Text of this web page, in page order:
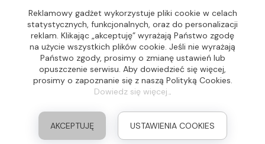
Regulamin
Lokalne Gadżety Reklamowe
Jak zamawiać?
Słownik pojęć
FAQ
Realizacja: Idea4Me.pl, Wszelkie prawa zastrzeżone
Reklamowy gadżet wykorzystuje pliki cookie w celach
statystycznych, funkcjonalnych, oraz do personalizacji
reklam. Klikając „akceptuję” wyrażają Państwo zgodę
na użycie wszystkich plików cookie. Jeśli nie wyrażają
Państwo zgody, prosimy o zmianę ustawień lub
opuszczenie serwisu. Aby dowiedzieć się więcej,
prosimy o zapoznanie się z naszą Polityką Cookies.
Dowiedz się więcej..
AKCEPTUJĘ USTAWIENIA COOKIES